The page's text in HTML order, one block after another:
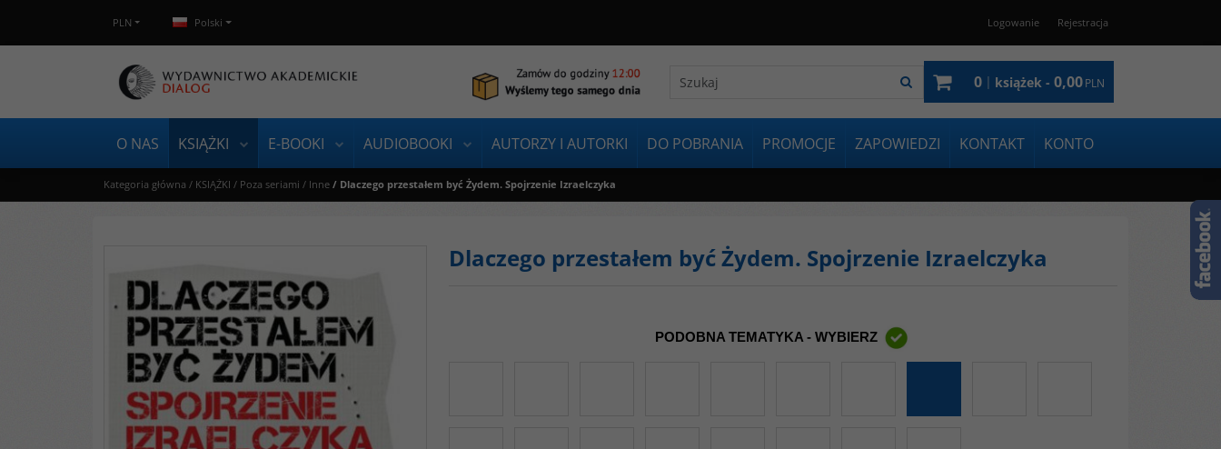
PLN Polski Logowanie Rejestracja
0 | książek - 0,00PLN
O NAS KSIĄŻKI E-BOOKI AUDIOBOOKI AUTORZY I AUTORKI DO POBRANIA PROMOCJE ZAPOWIEDZI KONTAKT KONTO
Kategoria główna / KSIĄŻKI / Poza seriami / Inne / Dlaczego przestałem być Żydem. Spojrzenie Izraelczyka
Dlaczego przestałem być Żydem. Spojrzenie Izraelczyka
PODOBNA TEMATYKA - WYBIERZ